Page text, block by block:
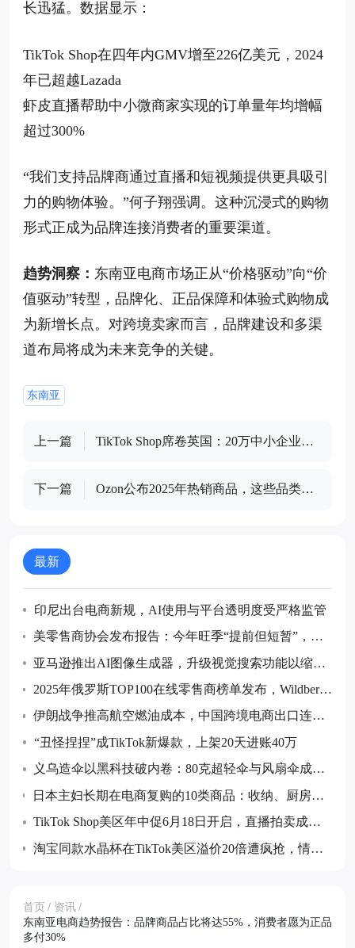
长迅猛。数据显示：
TikTok Shop在四年内GMV增至226亿美元，2024
年已超越Lazada
虾皮直播帮助中小微商家实现的订单量年均增幅
超过300%
“我们支持品牌商通过直播和短视频提供更具吸引
力的购物体验。”何子翔强调。这种沉浸式的购物
形式正成为品牌连接消费者的重要渠道。
趋势洞察： 东南亚电商市场正从“价格驱动”向“价
值驱动”转型，品牌化、正品保障和体验式购物成
为新增长点。对跨境卖家而言，品牌建设和多渠
道布局将成为未来竞争的关键。
东南亚
上一篇
TikTok Shop席卷英国：20万中小企业涌
下一篇
Ozon公布2025年热销商品，这些品类在
最新
印尼出台电商新规，AI使用与平台透明度受严格监管
美零售商协会发布报告：今年旺季“提前但短暂”，预
计7月后货量回落
亚马逊推出AI图像生成器，升级视觉搜索功能以缩小
购物搜索范围
2025年俄罗斯TOP100在线零售商榜单发布，Wildberrie
s和Ozon继续领跑
伊朗战争推高航空燃油成本，中国跨境电商出口连续
五个月同比下降
“丑怪捏捏”成TikTok新爆款，上架20天进账40万
义乌造伞以黑科技破内卷：80克超轻伞与风扇伞成全
球采购热点
日本主妇长期在电商复购的10类商品：收纳、厨房消
耗品与防灾储备等成跨境卖家布局重点
TikTok Shop美区年中促6月18日开启，直播拍卖成最
大增量玩法
淘宝同款水晶杯在TikTok美区溢价20倍遭疯抢，情绪
首页 / 资讯 /
东南亚电商趋势报告：品牌商品占比将达55%，消费者愿为正品
多付30%